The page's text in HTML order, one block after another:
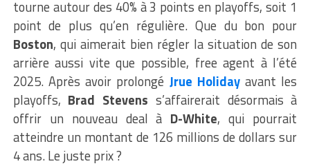
tourne autour des 40% à 3 points en playoffs, soit 1
point de plus qu’en régulière. Que du bon pour
Boston, qui aimerait bien régler la situation de son
arrière aussi vite que possible, free agent à l’été
2025. Après avoir prolongé Jrue Holiday avant les
playoffs, Brad Stevens s’affairerait désormais à
offrir un nouveau deal à D-White, qui pourrait
atteindre un montant de 126 millions de dollars sur
4 ans. Le juste prix ?